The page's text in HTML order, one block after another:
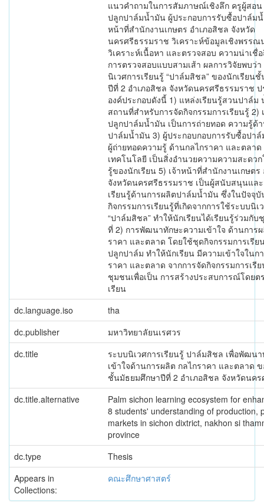
แนวคำถามในการสัมภาษณ์เชิงลึก ครูผู้สอน
ปลูกปาล์มน้ำมัน ผู้ประกอบการรับซื้อปาล์ม
หน้าที่สำนักงานเกษตร อำเภอสิชล จังหวัด
นครศรีธรรมราช วิเคราะห์ข้อมูลเชิงพรรณ
วิเคราะห์เนื้อหา และตรวจสอบ ความน่าเชื่
การตรวจสอบแบบสามเส้า ผลการวิจัยพบว่
นิเวศการเรียนรู้ “ปาล์มสิชล” ของนักเรียน
ปีที่ 2 อำเภอสิชล จังหวัดนครศรีธรรมราช
องค์ประกอบดังนี้ 1) แหล่งเรียนรู้สวนปาล์ม
สถานที่สำหรับการจัดกิจกรรมการเรียนรู้ 2)
ปลูกปาล์มน้ำมัน เป็นการถ่ายทอด ความรู้ด้
ปาล์มน้ำมัน 3) ผู้ประกอบกอบการรับซื้อปา
ผู้ถ่ายทอดความรู้ ด้านกลไกราคา และตลาด
เทคโนโลยี เป็นสิ่งอำนวยความความสะดวก
รู้ของนักเรียน 5) เจ้าหน้าที่สำนักงานเกษตร
จังหวัดนครศรีธรรมราช เป็นผู้สนับสนุนและ
เรียนรู้ด้านการผลิตปาล์มน้ำมัน ซึ่งในปัจจุ
กิจกรรมการเรียนรู้ที่เกิดจากการใช้ระบบนิเ
“ปาล์มสิชล” ทำให้นักเรียนได้เรียนรู้ร่วมกับ
ที่ 2) การพัฒนาทักษะความเข้าใจ ด้านการ
ราคา และตลาด โดยใช้ชุดกิจกรรมการเรี
ปลูกปาล์ม ทำให้นักเรียน มีความเข้าใจในก
ราคา และตลาด จากการจัดกิจกรรมการเรี
ชุมชนเพื่อเป็น การสร้างประสบการณ์โดยต
เรียน
dc.language.iso
tha
dc.publisher
มหาวิทยาลัยนเรศวร
dc.title
ระบบนิเวศการเรียนรู้ ปาล์มสิชล เพื่อพัฒน
เข้าใจด้านการผลิต กลไกราคา และตลาด
ชั้นมัธยมศึกษาปีที่ 2 อำเภอสิชล จังหวัดนค
dc.title.alternative
Palm sichon learning ecosystem for
8 students' understanding of production,
markets in sichon dixtrict, nakhon si
province
dc.type
Thesis
Appears in
Collections:
คณะศึกษาศาสตร์